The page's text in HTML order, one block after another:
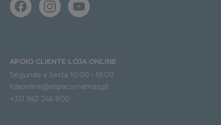
APOIO CLIENTE LOJA ONLINE
Segunda a Sexta 10:00 › 19:00
lojaonline@espacomamas.pt
+351 962 246 800